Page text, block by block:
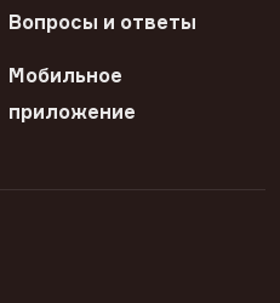
Вопросы и ответы
Мобильное
приложение